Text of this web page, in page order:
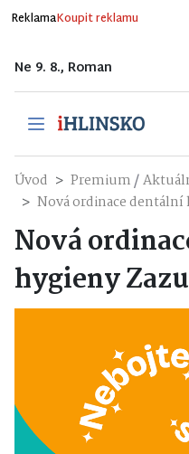
ReklamaKoupit reklamu
Ne 9. 8., Roman
Úvod Premium/
Nová ordinace
Nová
hygieny